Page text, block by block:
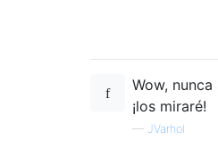
Wow,
¡los miraré!
— JVarhol